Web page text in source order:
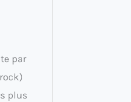
par
plus